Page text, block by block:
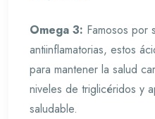
Omega 3: Famosos por
antiinflamatorias, estos
para mantener la salud
niveles de triglicéridos y
saludable.